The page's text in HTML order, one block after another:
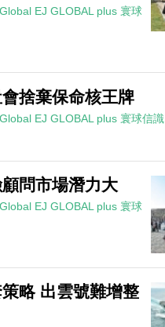
EJ GLOBAL plus 寰球
捨棄保命核王牌
EJ GLOBAL plus 寰球信識
問市場潛力大
EJ GLOBAL plus 寰球
策略 出雲號難增整